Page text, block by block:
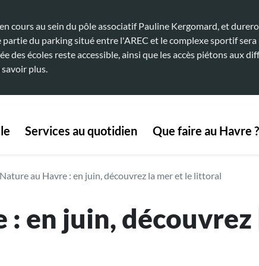
cours au sein du pôle associatif Pauline Kergomard, et
du parking situé entre l'AREC et le complexe sportif sera
des écoles reste accessible, ainsi que les accès piétons aux
plus.
navigation
Services au quotidien Que faire au Havre ?
Nature au Havre : en juin, découvrez la mer et le littoral
: en juin,